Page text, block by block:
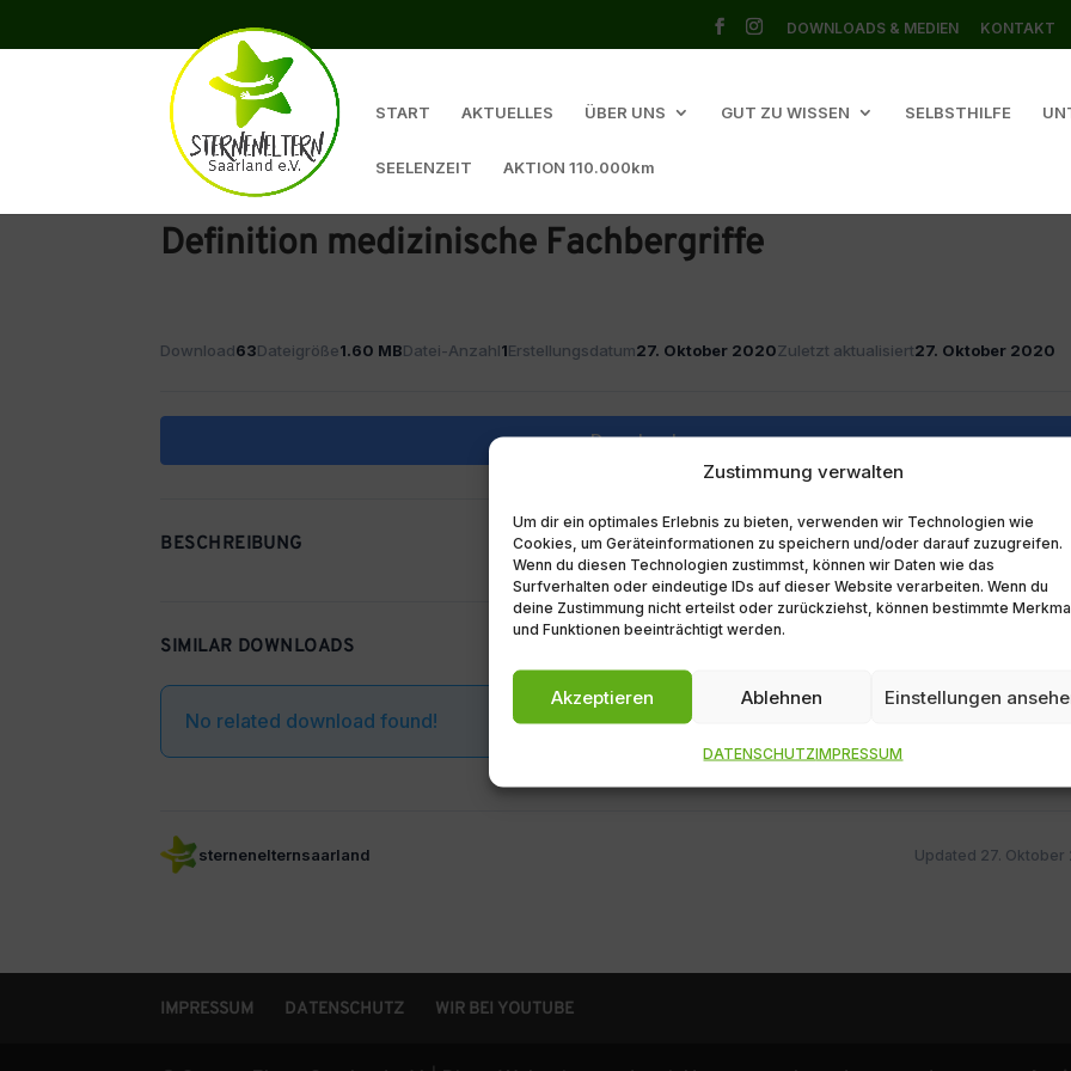
Zustimmung verwalten
Um dir ein optimales Erlebnis zu bieten, verwenden wir Technologien wie
Cookies, um Geräteinformationen zu speichern und/oder darauf zuzugreifen.
Wenn du diesen Technologien zustimmst, können wir Daten wie das
Surfverhalten oder eindeutige IDs auf dieser Website verarbeiten. Wenn du
deine Zustimmung nicht erteilst oder zurückziehst, können bestimmte
und Funktionen beeinträchtigt werden.
Akzeptieren Ablehnen Einstellungen
DATENSCHUTZIMPRESSUM
DOWNLOADS & MEDIEN KONTAKT
START AKTUELLES ÜBER UNS GUT ZU WISSEN SELBSTHILFE
SEELENZEIT AKTION 110.000km
Definition medizinische Fachbergriffe
Download63Dateigröße1.60 MBDatei-Anzahl1Erstellungsdatum27. Oktober 2020Zuletzt aktualisiert27. Oktober 2020
Download
BESCHREIBUNG
SIMILAR DOWNLOADS
No related download found!
sternenelternsaarland Updated 27. Oktober
IMPRESSUM DATENSCHUTZ WIR BEI YOUTUBE